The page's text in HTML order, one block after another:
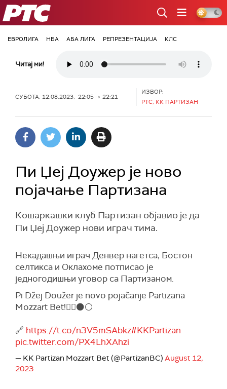
РТС
ЕВРОЛИГА НБА АБА ЛИГА РЕПРЕЗЕНТАЦИЈА КЛС
Читај ми!
СУБОТА, 12.08.2023, 22:05 -> 22:21
ИЗВОР:
РТС, КК ПАРТИЗАН
Пи Џеј Доужер је ново
појачање Партизана
Кошаркашки клуб Партизан објавио је да
Пи Џеј Доужер нови играч тима.
Некадашњи играч Денвер нагетса, Бостон
селтикса и Оклахоме потписао је
једногодишњи уговор са Партизаном.
Pi Džej Doužer je novo pojačanje Partizana
Mozzart Bet!✊🏽⚫️⚪️
🔗 https://t.co/n3V5mSAbkz#KKPartizan
pic.twitter.com/PX4LhXAhzi
— KK Partizan Mozzart Bet (@PartizanBC) August 12,
2023